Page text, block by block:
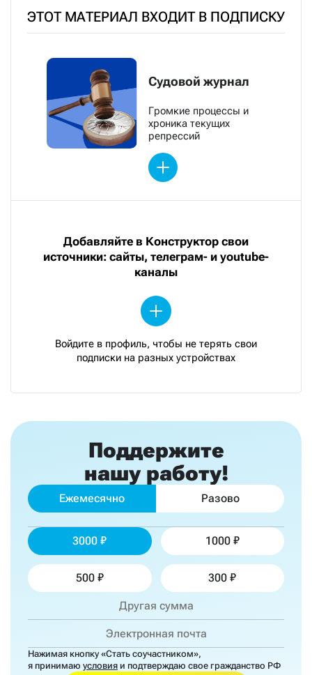
ЭТОТ МАТЕРИАЛ ВХОДИТ В ПОДПИСКУ
Судовой журнал
Громкие процессы и
хроника текущих
репрессий
Добавляйте в Конструктор свои
источники: сайты, телеграм- и youtube-
каналы
Войдите в профиль, чтобы не терять свои
подписки на разных устройствах
Поддержите
нашу работу!
Ежемесячно Разово
3000 1000
500 300
Нажимая кнопку «Стать соучастником»,
я принимаю условия и подтверждаю свое гражданство РФ